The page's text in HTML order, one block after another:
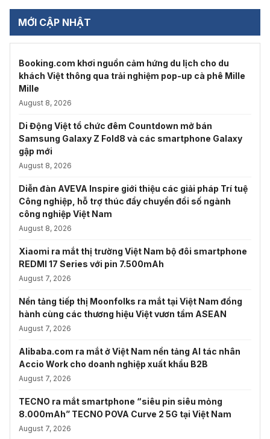
MỚI CẬP NHẬT
Booking.com khơi nguồn cảm hứng du lịch cho du
khách Việt thông qua trải nghiệm pop-up cà phê Mille
Mille
August 8, 2026
Di Động Việt tổ chức đêm Countdown mở bán
Samsung Galaxy Z Fold8 và các smartphone Galaxy
gập mới
August 8, 2026
Diễn đàn AVEVA Inspire giới thiệu các giải pháp Trí tuệ
Công nghiệp, hỗ trợ thúc đẩy chuyển đổi số ngành
công nghiệp Việt Nam
August 8, 2026
Xiaomi ra mắt thị trường Việt Nam bộ đôi smartphone
REDMI 17 Series với pin 7.500mAh
August 7, 2026
Nền tảng tiếp thị Moonfolks ra mắt tại Việt Nam đồng
hành cùng các thương hiệu Việt vươn tầm ASEAN
August 7, 2026
Alibaba.com ra mắt ở Việt Nam nền tảng AI tác nhân
Accio Work cho doanh nghiệp xuất khẩu B2B
August 7, 2026
TECNO ra mắt smartphone “siêu pin siêu mỏng
8.000mAh” TECNO POVA Curve 2 5G tại Việt Nam
August 7, 2026